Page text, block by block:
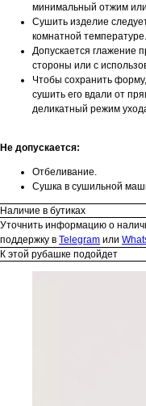
минимальный отжим
Сушить изделие
комнатной температуре.
Допускается глажение
стороны или с
Чтобы сохранить
сушить его вдали от
деликатный режим
Не допускается:
Отбеливание.
Сушка в сушильной
Наличие в бутиках
Уточнить информацию о
поддержку в Telegram или
К этой рубашке подойдет